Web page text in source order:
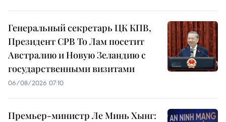
Генеральный секретарь ЦК КПВ,
Президент СРВ То Лам посетит
Австралию и Новую Зеландию с
государственными визитами
06/08/2026 07:10
Премьер-министр Ле Минь Хынг: